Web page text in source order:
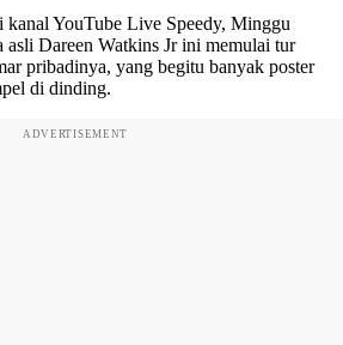
kanal YouTube Live Speedy, Minggu
asli Dareen Watkins Jr ini memulai tur
pribadinya, yang begitu banyak poster
di dinding.
ADVERTISEMENT